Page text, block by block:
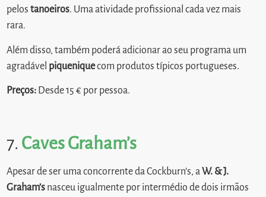
pelostanoeiros. Uma atividade profissional cada vez mais
rara.
Além disso, também poderá adicionar ao seu programa um
agradável piqueniquecom produtos típicos portugueses.
Preços: Desde 15 € por pessoa.
7. Caves Graham’s
Apesar de ser uma concorrente da Cockburn’s, aW. & J.
Graham’s nasceu igualmente por intermédio de dois irmãos